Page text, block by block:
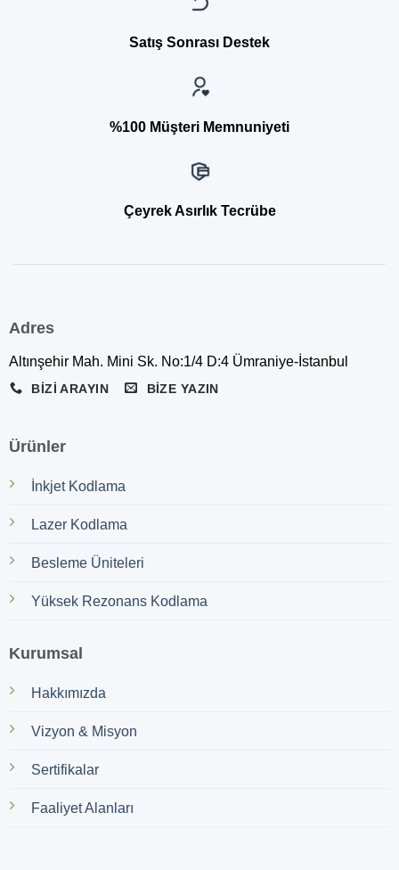
Satış Sonrası Destek
%100 Müşteri Memnuniyeti
Çeyrek Asırlık Tecrübe
Adres
Altınşehir Mah. Mini Sk. No:1/4 D:4 Ümraniye-İstanbul
BIZI ARAYIN BIZE YAZIN
Ürünler
İnkjet Kodlama
Lazer Kodlama
Besleme Üniteleri
Yüksek Rezonans Kodlama
Kurumsal
Hakkımızda
Vizyon & Misyon
Sertifikalar
Faaliyet Alanları